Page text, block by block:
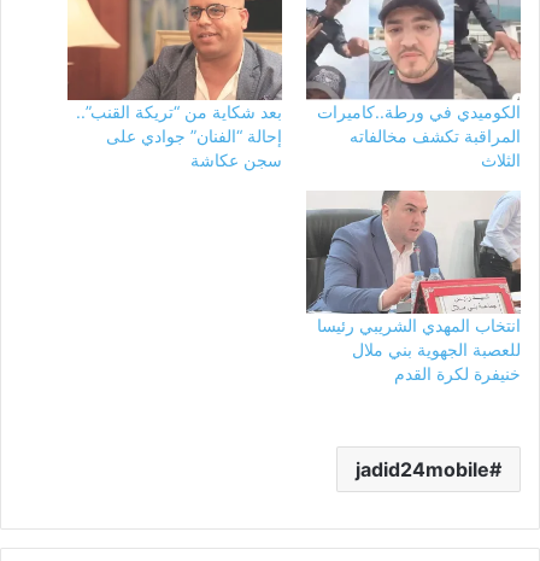
الكوميدي في ورطة..كاميرات
المراقبة تكشف مخالفاته
الثلاث
بعد شكاية من “تريكة القنب”..
إحالة “الفنان” جوادي على
سجن عكاشة
انتخاب المهدي الشريبي رئيسا
للعصبة الجهوية بني ملال
خنيفرة لكرة القدم
jadid24mobile